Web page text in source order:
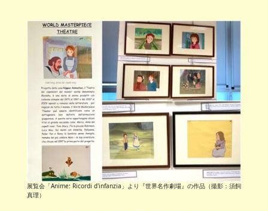
展覧会「Anime: Ricordi d'infanzia」より『世界名作劇場』の作品（撮影：須飼
真理）